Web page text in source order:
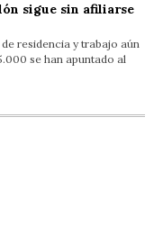
sigue sin afiliarse
residencia y trabajo aún
se han apuntado al